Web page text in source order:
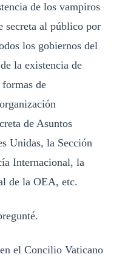
de los vampiros
secreta al público por
los gobiernos del
la existencia de
de
de Asuntos
Unidas, la Sección
Internacional, la
de la OEA, etc.
el Concilio Vaticano